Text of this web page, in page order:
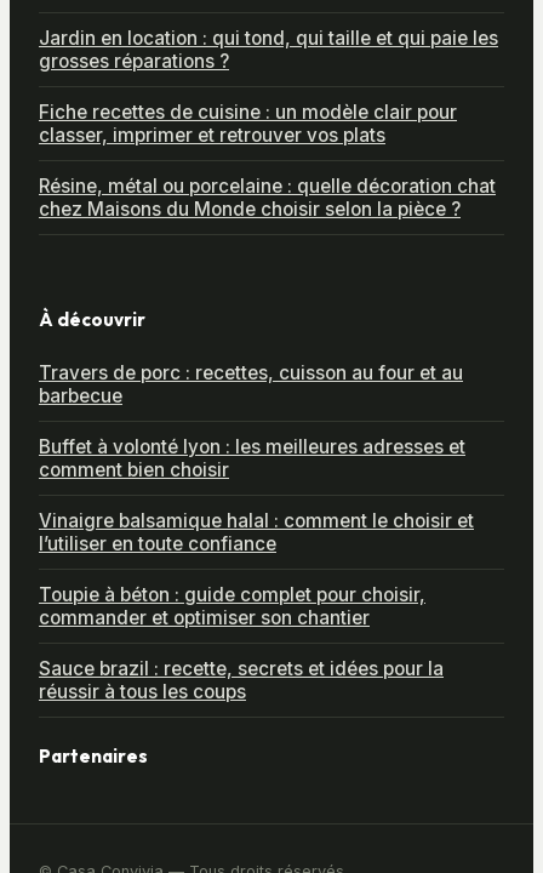
Jardin en location : qui tond, qui taille et qui paie les
grosses réparations ?
Fiche recettes de cuisine : un modèle clair pour
classer, imprimer et retrouver vos plats
Résine, métal ou porcelaine : quelle décoration chat
chez Maisons du Monde choisir selon la pièce ?
À découvrir
Travers de porc : recettes, cuisson au four et au
barbecue
Buffet à volonté lyon : les meilleures adresses et
comment bien choisir
Vinaigre balsamique halal : comment le choisir et
l’utiliser en toute confiance
Toupie à béton : guide complet pour choisir,
commander et optimiser son chantier
Sauce brazil : recette, secrets et idées pour la
réussir à tous les coups
Partenaires